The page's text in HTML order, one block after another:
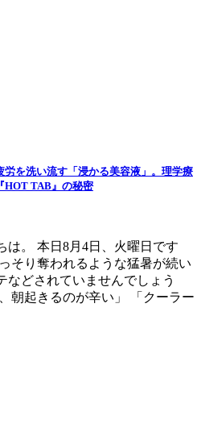
労を洗い流す「浸かる美容液」。理学療
HOT TAB』の秘密
は。 本日8月4日、火曜日です
そり奪われるような猛暑が続い
などされていませんでしょう
朝起きるのが辛い」 「クーラー